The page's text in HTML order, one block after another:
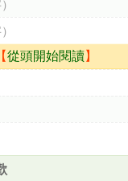
從頭開始閱讀】